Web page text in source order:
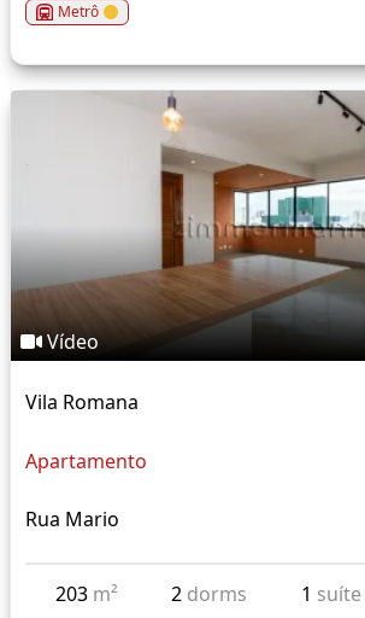
Metrô
Vídeo
Vila Romana
Apartamento
Rua Mario
203 m² 2 dorms 1 suíte